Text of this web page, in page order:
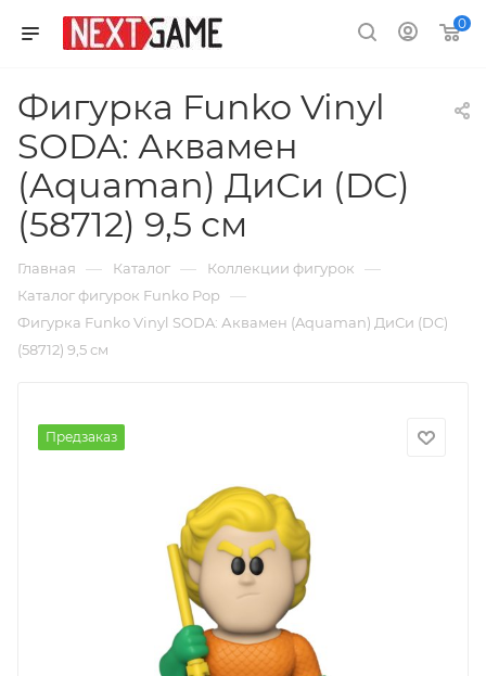
0
Фигурка Funko Vinyl
SODA: Аквамен
(Aquaman) ДиСи (DC)
(58712) 9,5 см
Главная — Каталог — Коллекции фигурок —
Каталог фигурок Funko Pop —
Фигурка Funko Vinyl SODA: Аквамен (Aquaman) ДиСи (DC)
(58712) 9,5 см
Предзаказ